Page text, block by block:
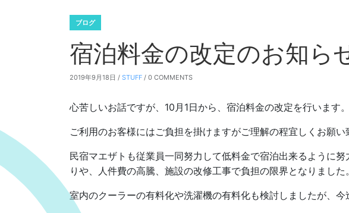
ブログ
宿泊料金の改定のお知ら
2019年9月18日 / STUFF / 0 COMMENTS
心苦しいお話ですが、10月1日から、宿泊料金の改定を行います。
ご利用のお客様にはご負担を掛けますがご理解の程宜しくお願い
民宿マエザトも従業員一同努力して低料金で宿泊出来るように
りや、人件費の高騰、施設の改修工事で負担の限界となりました。
室内のクーラーの有料化や洗濯機の有料化も検討しましたが、今